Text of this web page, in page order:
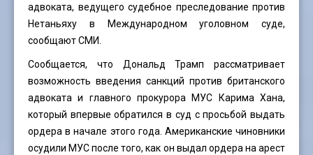
адвоката, ведущего судебное преследование против
Нетаньяху в Международном уголовном суде,
сообщают СМИ.
Сообщается, что Дональд Трамп рассматривает
возможность введения санкций против британского
адвоката и главного прокурора МУС Карима Хана,
который впервые обратился в суд с просьбой выдать
ордера в начале этого года. Американские чиновники
осудили МУС после того, как он выдал ордера на арест